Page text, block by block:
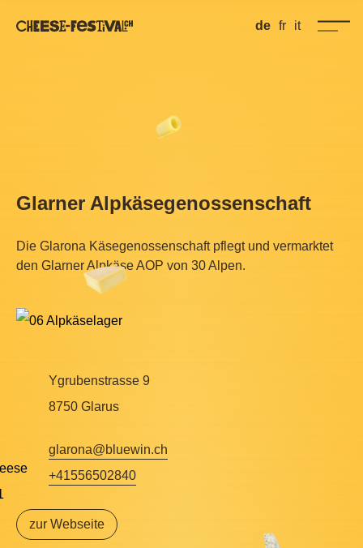
de fr it
Glarner Alpkäsegenossenschaft
Die Glarona Käsegenossenschaft pflegt und vermarktet
den Glarner Alpkäse AOP von 30 Alpen.
Ygrubenstrasse 9
8750 Glarus
glarona@bluewin.ch
+41556502840
zur Webseite